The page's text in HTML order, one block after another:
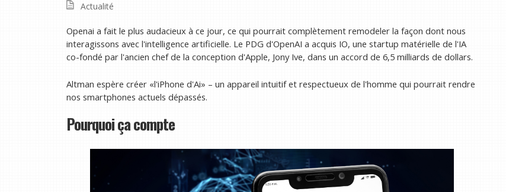
Actualité
Openai a fait le plus audacieux à ce jour, ce qui pourrait complètement remodeler la façon dont nous
interagissons avec l'intelligence artificielle. Le PDG d'OpenAI a acquis IO, une startup matérielle de l'IA
co-fondé par l'ancien chef de la conception d'Apple, Jony Ive, dans un accord de 6,5 milliards de dollars.
Altman espère créer «l'iPhone d'Ai» – un appareil intuitif et respectueux de l'homme qui pourrait rendre
nos smartphones actuels dépassés.
Pourquoi ça compte